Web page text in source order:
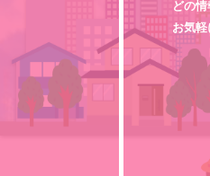
どの
お気軽